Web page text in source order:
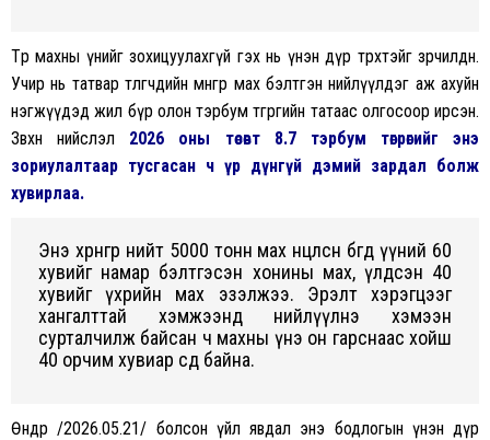
Төр махны үнийг зохицуулахгүй гэх нь үнэн дүр төрхтэйгөө зөрчилдөнө.
Учир нь татвар төлөгчдийн мөнгөөр мах бэлтгэн нийлүүлдэг аж ахуйн
нэгжүүдэд жил бүр олон тэрбум төгрөгийн татаас олгосоор ирсэн.
Зөвхөн нийслэл 2026 оны төсөвт 8.7 тэрбум төгрөгийг энэ
зориулалтаар тусгасан ч үр дүнгүй дэмий зардал болж
хувирлаа.
Энэ хөрөнгөөр нийт 5000 тонн мах нөөцөлсөн бөгөөд үүний 60
хувийг намар бэлтгэсэн хонины мах, үлдсэн 40
хувийг үхрийн мах эзэлжээ. Эрэлт хэрэгцээг
хангалттай хэмжээнд нийлүүлнэ хэмээн
сурталчилж байсан ч махны үнэ он гарснаас хойш
40 орчим хувиар өсөөд байна.
Өнөөдөр /2026.05.21/ болсон үйл явдал энэ бодлогын үнэн дүр